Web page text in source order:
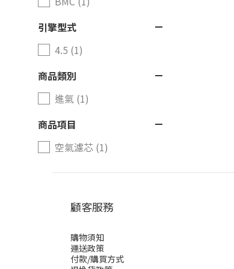
引擎型式
4.5 (1)
商品類別
進氣 (1)
商品項目
空氣濾芯 (1)
顧客服務
購物須知
運送政策
付款/購買方式